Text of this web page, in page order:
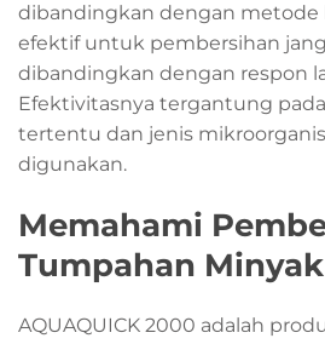
dibandingkan dengan metode
efektif untuk pembersihan
dibandingkan dengan respon
Efektivitasnya tergantung
tertentu dan jenis
digunakan.
Memahami
Tumpahan Minyak
AQUAQUICK 2000 adalah